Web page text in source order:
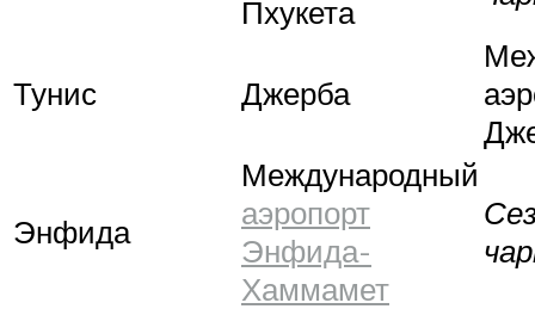
Пхукета
Тунис Джерба
Энфида
Международный
аэропорт
Энфида-
Хаммамет